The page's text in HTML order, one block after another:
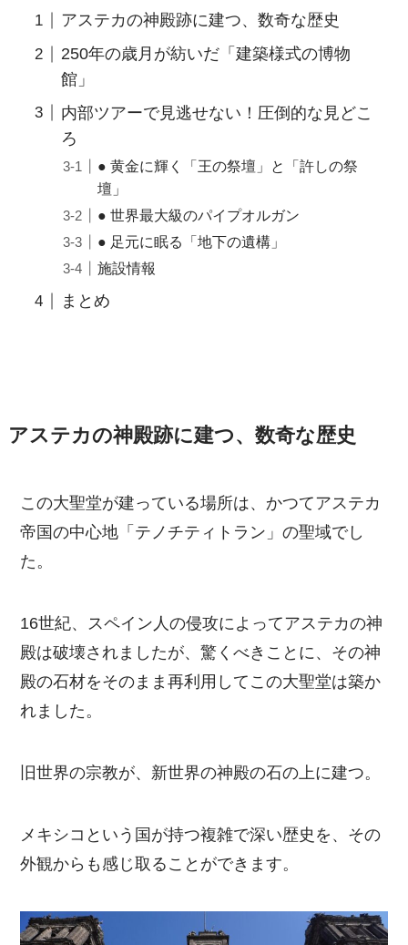
アステカの神殿跡に建つ、数奇な歴史
250年の歳月が紡いだ「建築様式の博物
館」
内部ツアーで見逃せない！圧倒的な見どこ
ろ
● 黄金に輝く「王の祭壇」と「許しの祭
壇」
● 世界最大級のパイプオルガン
● 足元に眠る「地下の遺構」
施設情報
まとめ
アステカの神殿跡に建つ、数奇な歴史
この大聖堂が建っている場所は、かつてアステカ
帝国の中心地「テノチティトラン」の聖域でし
た。
16世紀、スペイン人の侵攻によってアステカの神
殿は破壊されましたが、驚くべきことに、その神
殿の石材をそのまま再利用してこの大聖堂は築か
れました。
旧世界の宗教が、新世界の神殿の石の上に建つ。
メキシコという国が持つ複雑で深い歴史を、その
外観からも感じ取ることができます。